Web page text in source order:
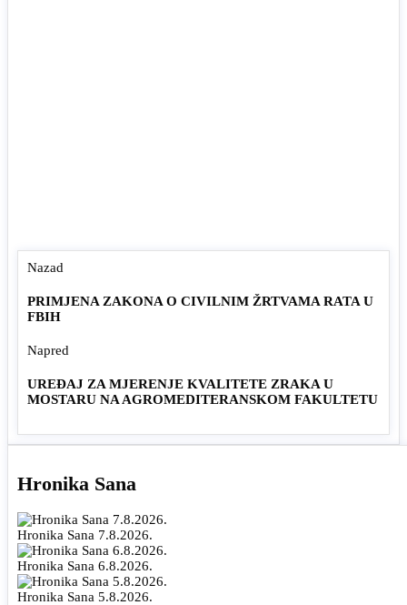
Nazad
PRIMJENA ZAKONA O CIVILNIM ŽRTVAMA RATA U
FBIH
Napred
UREĐAJ ZA MJERENJE KVALITETE ZRAKA U
MOSTARU NA AGROMEDITERANSKOM FAKULTETU
Hronika Sana
Hronika Sana 7.8.2026.
Hronika Sana 6.8.2026.
Hronika Sana 5.8.2026.